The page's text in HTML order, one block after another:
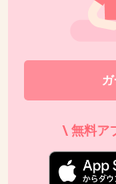
2020/03/13(金) 13:32:13
この人に知的な
\ 無料ア